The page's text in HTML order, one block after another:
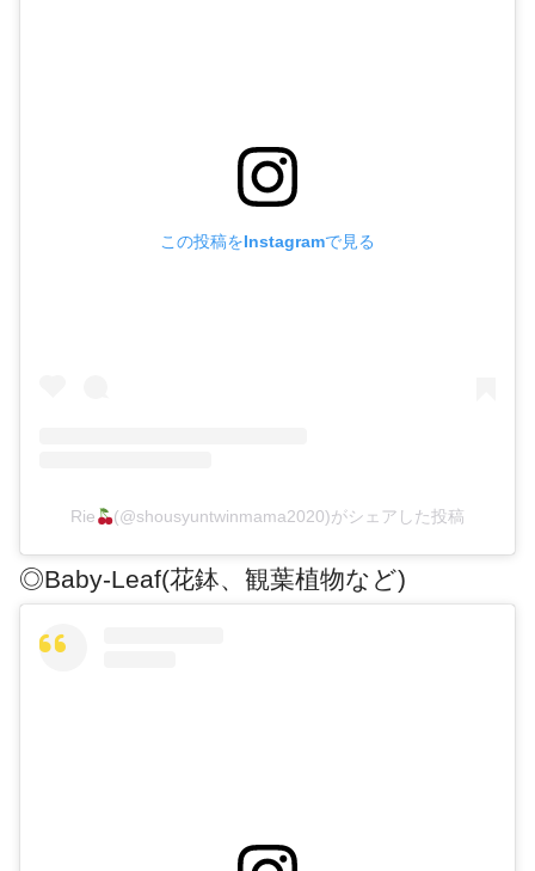
この投稿をInstagramで見る
Rie (@shousyuntwinmama2020)がシェアした投稿
◎Baby-Leaf(花鉢、観葉植物など)